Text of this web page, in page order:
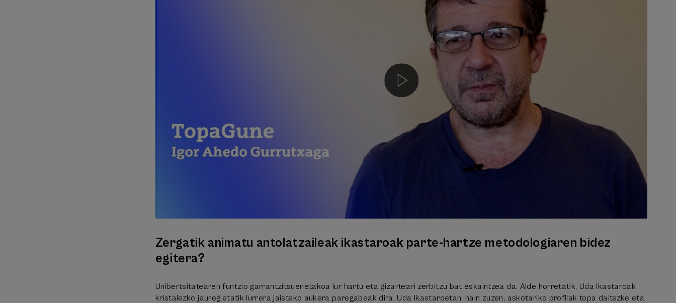
Zergatik animatu antolatzaileak ikastaroak parte-hartze metodologiaren bidez
egitera?
Unibertsitatearen funtzio garrantzitsuenetakoa lur hartu eta gizarteari zerbitzu bat eskaintzea da. Alde horretatik, Uda Ikastaroak
kristalezko jauregietatik lurrera jaisteko aukera paregabeak dira. Uda Ikastaroetan, hain zuzen, askotariko profilak topa daitezke eta